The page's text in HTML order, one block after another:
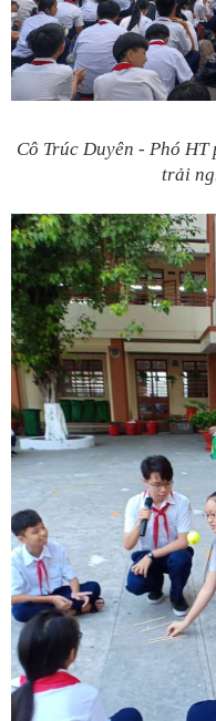
Cô Trúc Duyên - Phó
trải